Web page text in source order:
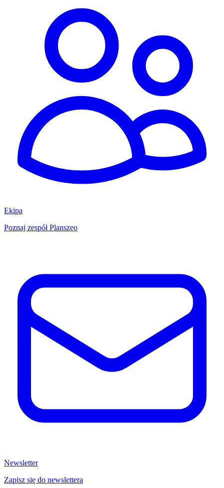
Ekipa
Poznaj zespół Planszeo
Newsletter
Zapisz się do newslettera